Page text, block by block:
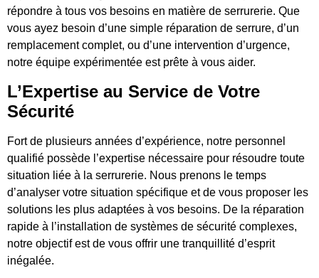
répondre à tous vos besoins en matière de serrurerie. Que
vous ayez besoin d’une simple réparation de serrure, d’un
remplacement complet, ou d’une intervention d’urgence,
notre équipe expérimentée est prête à vous aider.
L’Expertise au Service de Votre
Sécurité
Fort de plusieurs années d’expérience, notre personnel
qualifié possède l’expertise nécessaire pour résoudre toute
situation liée à la serrurerie. Nous prenons le temps
d’analyser votre situation spécifique et de vous proposer les
solutions les plus adaptées à vos besoins. De la réparation
rapide à l’installation de systèmes de sécurité complexes,
notre objectif est de vous offrir une tranquillité d’esprit
inégalée.